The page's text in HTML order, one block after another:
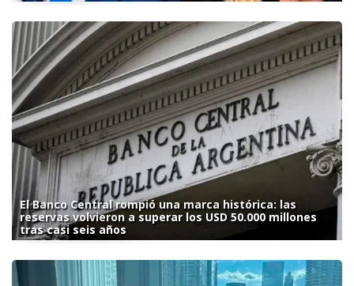
El Banco Central rompió una marca histórica: las
reservas volvieron a superar los USD 50.000 millones
tras casi seis años